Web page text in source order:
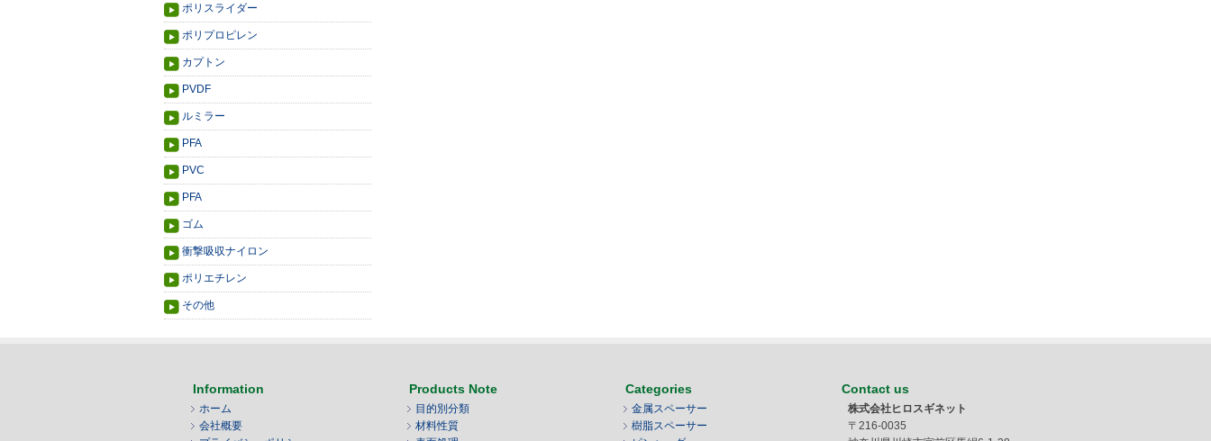
ポリスライダー
ポリプロピレン
カプトン
PVDF
ルミラー
PFA
PVC
PFA
ゴム
衝撃吸収ナイロン
ポリエチレン
その他
Information
ホーム
会社概要
Products Note
目的別分類
材料性質
Categories
金属スペーサー
樹脂スペーサー
Contact us
株式会社ヒロスギネット
〒216-0035